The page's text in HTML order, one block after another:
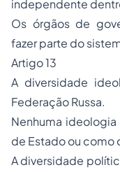
independente
Os órgãos de
fazer parte do
Artigo 13
A diversidade
Federação Russa.
Nenhuma
de Estado ou como
A diversidade